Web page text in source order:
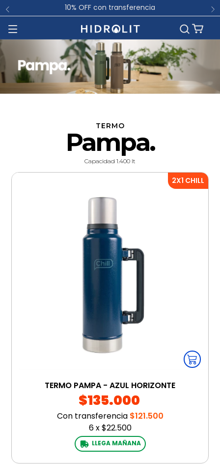
🧑🏻‍💻Horario de atención: Lun a Vie 08 a 17hs
TERMO
Pampa.
Capacidad 1.400 lt
2X1 CHILL
TERMO PAMPA - AZUL HORIZONTE
$135.000
Con transferencia $121.500
6x$22.500
LLEGA MAÑANA